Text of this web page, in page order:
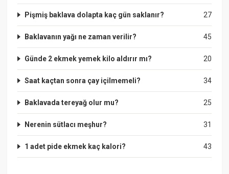
27
Pişmiş baklava dolapta kaç gün saklanır?
45
Baklavanın yağı ne zaman verilir?
20
Günde 2 ekmek yemek kilo aldırır mı?
34
Saat kaçtan sonra çay içilmemeli?
25
Baklavada tereyağ olur mu?
31
Nerenin sütlacı meşhur?
43
1 adet pide ekmek kaç kalori?